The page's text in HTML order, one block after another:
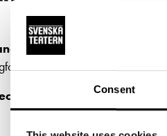
ConsentTextning
2
ti-fr